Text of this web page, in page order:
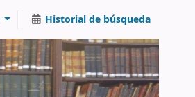
Historial de búsqueda